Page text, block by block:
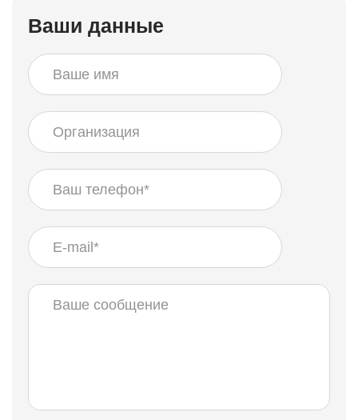
Ваши данные